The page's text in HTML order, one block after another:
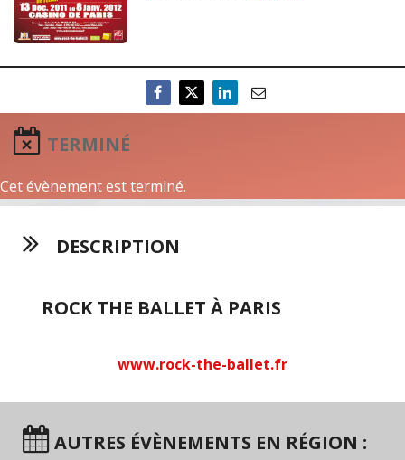
TERMINÉ
Cet évènement est terminé.
DESCRIPTION
ROCK THE BALLET À PARIS
www.rock-the-ballet.fr
AUTRES ÉVÈNEMENTS EN RÉGION :